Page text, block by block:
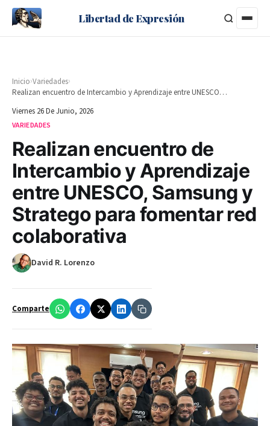
Libertad de Expresión
Inicio›Variedades›
Realizan encuentro de Intercambio y Aprendizaje entre UNESCO, Samsung y Stratego para fomentar red colaborativa
Viernes 26 De Junio, 2026
VARIEDADES
Realizan encuentro de
Intercambio y Aprendizaje
entre UNESCO, Samsung y
Stratego para fomentar red
colaborativa
David R. Lorenzo
Comparte